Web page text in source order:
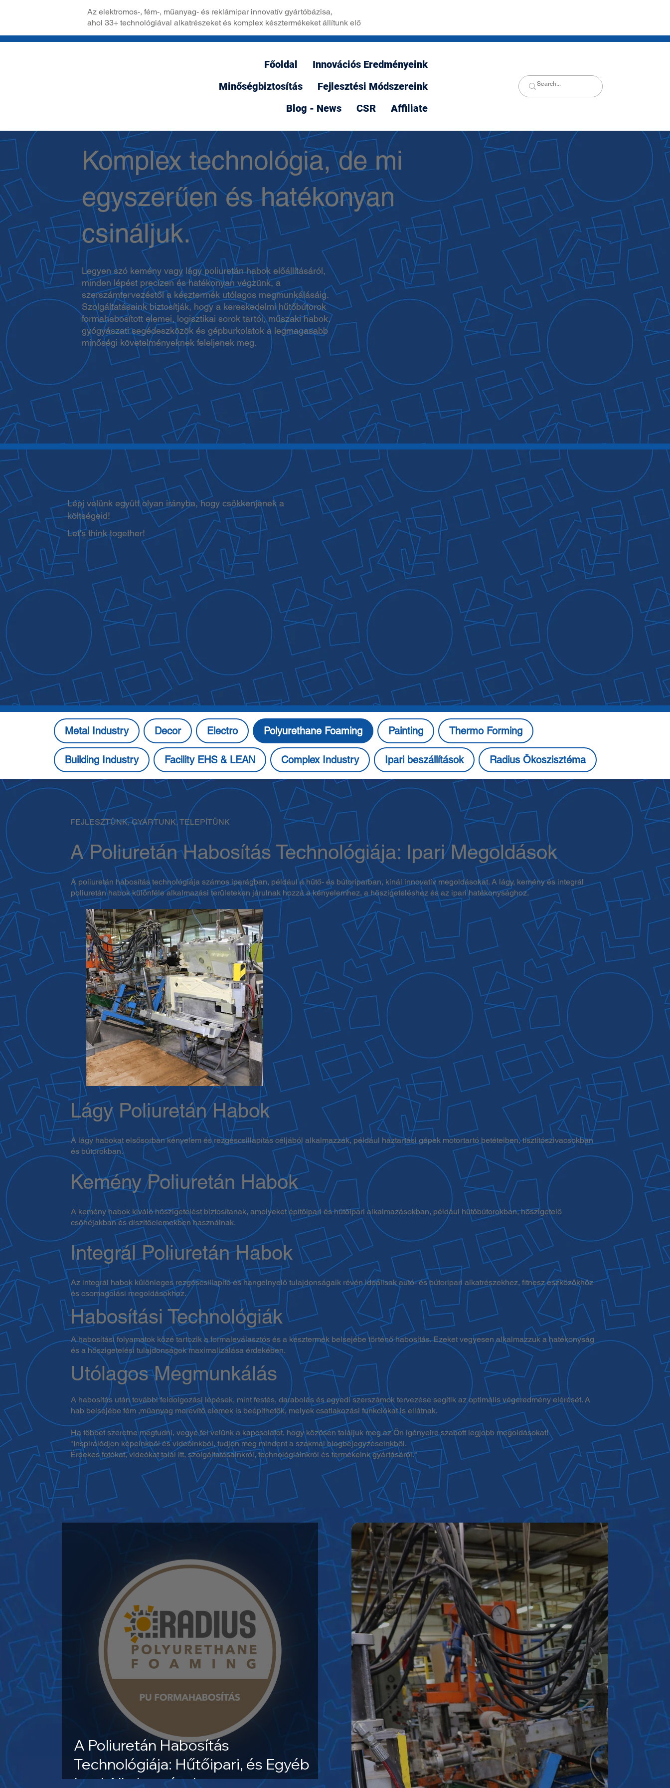
Főoldal
Innovációs Eredményeink
Minőségbiztosítás
Fejlesztési Módszereink
Blog - News
CSR Affiliate
Az elektromos-, fém-, műanyag- és reklámipar innovatív gyártóbázisa,
ahol 33+ technológiával alkatrészeket és komplex késztermékeket állítunk elő
Komplex technológia, de mi
egyszerűen és hatékonyan
csináljuk.
Legyen szó kemény vagy lágy poliuretán habok előállításáról,
minden lépést precízen és hatékonyan végzünk, a
szerszámtervezéstől a késztermék utólagos megmunkálásáig.
Szolgáltatásaink biztosítják, hogy a kereskedelmi hűtőbútorok
formahabosított elemei, logisztikai sorok tartói, műszaki habok,
gyógyászati segédeszközök és gépburkolatok a legmagasabb
minőségi követelményeknek feleljenek meg.
Lépj velünk együtt olyan irányba, hogy csökkenjenek a
költségeid!
Let's think together!
FEJLESZTÜNK, GYÁRTUNK, TELEPÍTÜNK
A Poliuretán Habosítás Technológiája: Ipari Megoldások
A poliuretán habosítás technológiája számos iparágban, például a hűtő- és bútoriparban, kínál innovatív megoldásokat. A lágy, kemény és integrál
poliuretán habok különféle alkalmazási területeken járulnak hozzá a kényelemhez, a hőszigeteléshez és az ipari hatékonysághoz.
Lágy Poliuretán Habok
Kemény Poliuretán Habok
A lágy habokat elsősorban kényelem és rezgéscsillapítás céljából alkalmazzák, például háztartási gépek motortartó betéteiben, tisztítószivacsokban
és bútorokban.
A kemény habok kiváló hőszigetelést biztosítanak, amelyeket építőipari és hűtőipari alkalmazásokban, például hűtőbútorokban, hőszigetelő
csőhéjakban és díszítőelemekben használnak.
Integrál Poliuretán Habok
Az integrál habok különleges rezgéscsillapító és hangelnyelő tulajdonságaik révén ideálisak autó- és bútoripari alkatrészekhez, fitnesz eszközökhöz
és csomagolási megoldásokhoz.
Habosítási Technológiák
A habosítási folyamatok közé tartozik a formaleválasztós és a késztermék belsejébe történő habosítás. Ezeket vegyesen alkalmazzuk a hatékonyság
és a hőszigetelési tulajdonságok maximalizálása érdekében.
Utólagos Megmunkálás
A habosítás után további feldolgozási lépések, mint festés, darabolás és egyedi szerszámok tervezése segítik az optimális végeredmény elérését. A
hab belsejébe fém ,műanyag merevítő elemek is beépíthetők, melyek csatlakozási funkciókat is ellátnak.
Ha többet szeretne megtudni, vegye fel velünk a kapcsolatot, hogy közösen találjuk meg az Ön igényeire szabott legjobb megoldásokat!
"Inspirálódjon képeinkből és videóinkból, tudjon meg mindent a szakmai blogbejegyzéseinkből.
Érdekes fotókat, videókat talál itt, szolgáltatásainkról, technológiáinkról és termékeink gyártásáról."
A Poliuretán Habosítás
Technológiája: Hűtőipari, és Egyéb
Ipari Alkalmazások
Metal Industry Decor Electro Polyurethane Foaming Painting Thermo Forming
Building Industry Facility EHS & LEAN Complex Industry Ipari beszállítások Radius Ökoszisztéma